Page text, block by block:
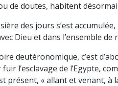
de doutes, habitent
des jours s’est
Dieu et dans l’ensemble de
deutéronomique, c’est
l’esclavage de l’Egypte,
présent, « allant et venant, à